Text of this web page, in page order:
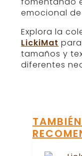
emocional
Explora la
LickiMat
tamaños y
diferentes